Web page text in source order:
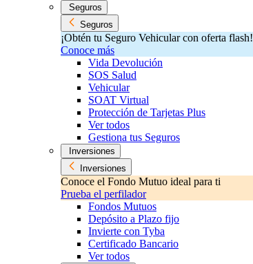
Seguros
Seguros
¡Obtén tu Seguro Vehicular con oferta flash!
Conoce más
Vida Devolución
SOS Salud
Vehicular
SOAT Virtual
Protección de Tarjetas Plus
Ver todos
Gestiona tus Seguros
Inversiones
Inversiones
Conoce el Fondo Mutuo ideal para ti
Prueba el perfilador
Fondos Mutuos
Depósito a Plazo fijo
Invierte con Tyba
Certificado Bancario
Ver todos